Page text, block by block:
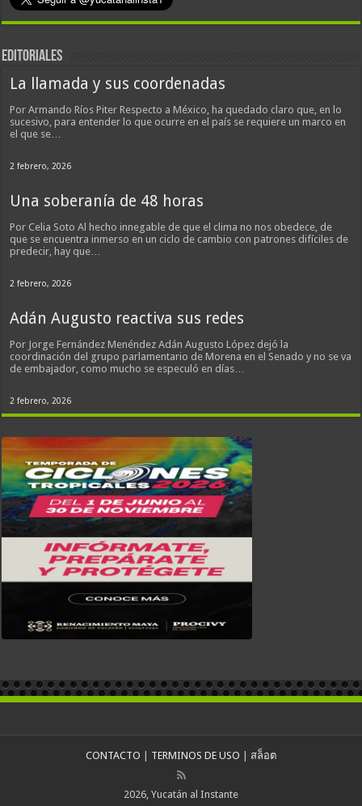
EDITORIALES
La llamada y sus coordenadas
Por Armando Ríos Piter Respecto a México, ha quedado claro que, en lo
sucesivo, para entender lo que ocurre en el país se requiere un marco en
el que se…
2 febrero, 2026
Una soberanía de 48 horas
Por Celia Soto Al hecho innegable de que el clima no nos obedece, de
que se encuentra inmerso en un ciclo de cambio con patrones difíciles de
predecir, hay que…
2 febrero, 2026
Adán Augusto reactiva sus redes
Por Jorge Fernández Menéndez Adán Augusto López dejó la
coordinación del grupo parlamentario de Morena en el Senado y no se va
de embajador, como mucho se especuló en días…
2 febrero, 2026
CONTACTO TERMINOS DE USO สล็อต
2026, Yucatán al Instante